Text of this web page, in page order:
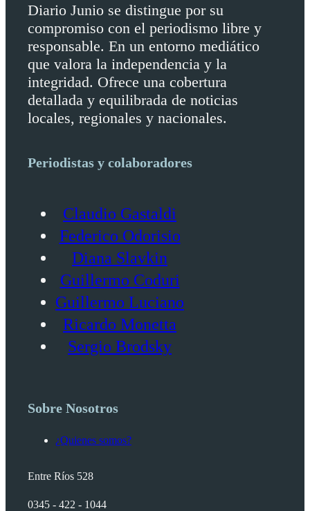
Diario Junio se distingue por su
compromiso con el periodismo libre y
responsable. En un entorno mediático
que valora la independencia y la
integridad. Ofrece una cobertura
detallada y equilibrada de noticias
locales, regionales y nacionales.
Periodistas y colaboradores
Claudio Gastaldi
Federico Odorisio
Diana Slavkin
Guillermo Coduri
Guillermo Luciano
Ricardo Monetta
Sergio Brodsky
Sobre Nosotros
¿Quienes somos?
Entre Ríos 528
0345 - 422 - 1044